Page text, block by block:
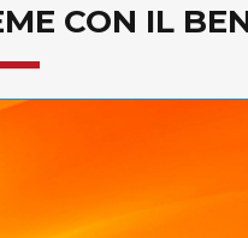
CON IL